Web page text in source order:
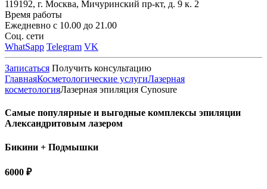
119192, г. Москва, Мичуринский пр-кт, д. 9 к. 2
Время работы
Ежедневно с 10.00 до 21.00
Соц. сети
WhatSapp Telegram VK
Записаться Получить консультацию
ГлавнаяКосметологические услугиЛазерная
косметологияЛазерная эпиляция Cynosure
Самые популярные и выгодные комплексы эпиляции
Александритовым лазером
Бикини + Подмышки
6000 ₽